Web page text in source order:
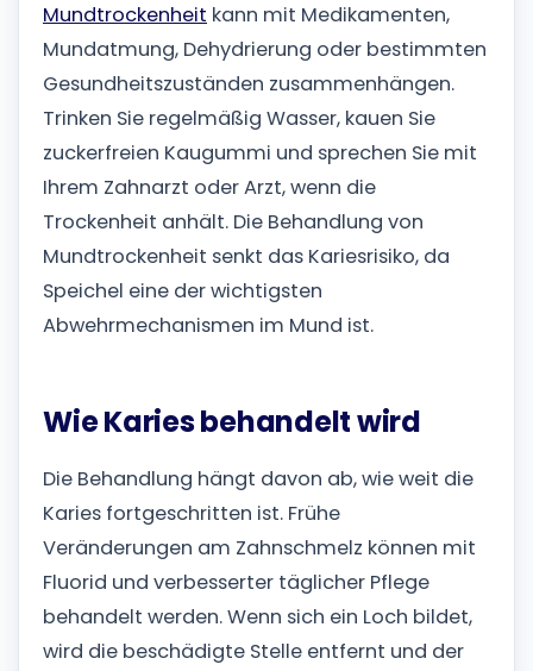
Mundtrockenheit kann mit Medikamenten,
Mundatmung, Dehydrierung oder bestimmten
Gesundheitszuständen zusammenhängen.
Trinken Sie regelmäßig Wasser, kauen Sie
zuckerfreien Kaugummi und sprechen Sie mit
Ihrem Zahnarzt oder Arzt, wenn die
Trockenheit anhält. Die Behandlung von
Mundtrockenheit senkt das Kariesrisiko, da
Speichel eine der wichtigsten
Abwehrmechanismen im Mund ist.
Wie Karies behandelt wird
Die Behandlung hängt davon ab, wie weit die
Karies fortgeschritten ist. Frühe
Veränderungen am Zahnschmelz können mit
Fluorid und verbesserter täglicher Pflege
behandelt werden. Wenn sich ein Loch bildet,
wird die beschädigte Stelle entfernt und der